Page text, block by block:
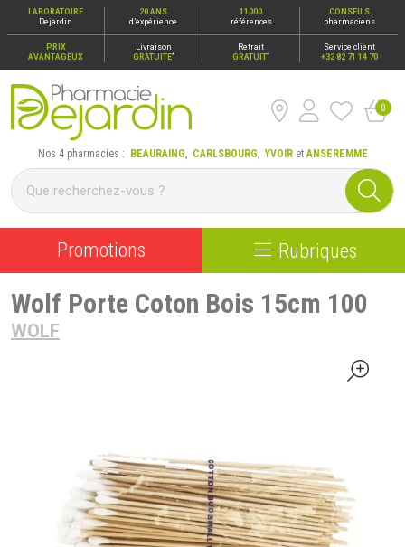
LABORATOIRE
Dejardin
20 ANS
d’expérience
11000
références
CONSEILS
pharmaciens
PRIX
AVANTAGEUX
Livraison
GRATUITE*
Retrait
GRATUIT*
Service client
+32 82 71 14 70
Pharmacie Dejardin Nos 4 pharmacies : Beauraing,
0
Nos 4 pharmacies : BEAURAING, CARLSBOURG,YVOIRetANSEREMME
Promotions Rubriques
Wolf Porte Coton Bois 15cm 100
WOLF